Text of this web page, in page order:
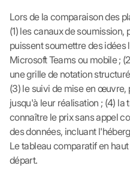
Lors de la comparaison des
(1) les canaux de
puissent soumettre des
Microsoft Teams ou mobile ;
une grille de notation
(3) le suivi de mise en œuvre,
jusqu'à leur réalisation ; (4)
connaître le prix sans appel
des données, incluant
Le tableau comparatif en
départ.